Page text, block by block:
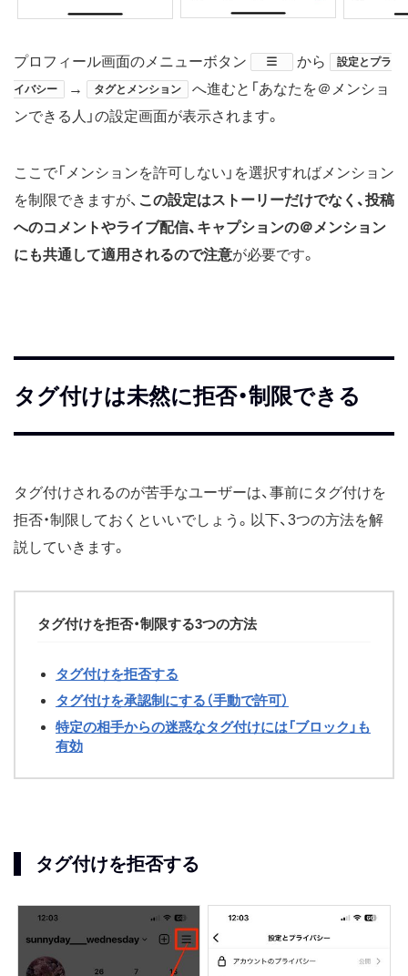
プロフィール画面のメニューボタン ​から 設定とプラ
イバシー → タグとメンション
へ進むと「あなたを＠メンショ
ンできる人」の設定画面が表示されます。
ここで「メンションを許可しない」を選択すればメンション
を制限できますが、 この設定はストーリーだけでなく、投稿
へのコメントやライブ配信、キャプションの＠メンション
にも共通して適用されるので注意が必要です。
タグ付けは未然に拒否・制限できる
タグ付けされるのが苦手なユーザーは、事前にタグ付けを
拒否・制限しておくといいでしょう。以下、3つの方法を解
説していきます。
タグ付けを拒否・制限する3つの方法
タグ付けを拒否する
タグ付けを承認制にする（手動で許可）
特定の相手からの迷惑なタグ付けには「ブロック」も
有効
タグ付けを拒否する